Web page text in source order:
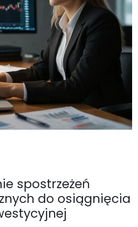
spostrzeżeń
do osiągnięcia